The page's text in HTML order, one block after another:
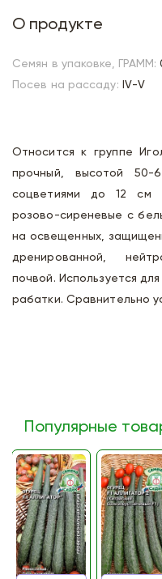
О продукте
Семян в упаковке, ГРАММ:
Посев на рассаду: IV-V
Относится к группе
прочный, высотой
соцветиями до 12 см
розово-сиреневые с
на освещенных,
дренированной,
почвой. Используется
рабатки. Сравнительно
Популярные